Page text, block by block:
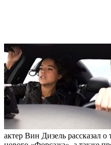
актер Вин Дизель рассказал о